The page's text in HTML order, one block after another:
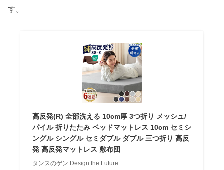
す。
高反発(R) 全部洗える 10cm厚 3つ折り メッシュ/
パイル 折りたたみ ベッドマットレス 10cm セミシ
ングル シングル セミダブル ダブル 三つ折り 高反
発 高反発マットレス 敷布団
タンスのゲン Design the Future